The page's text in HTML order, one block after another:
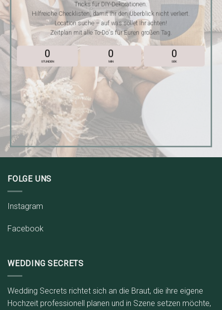
Tricks für DIY-Dekorationen.
Hilfreiche Checklisten, damit Ihr den Überblick nicht verliert.
Location suche – auf was sollet Ihr achten!
Zeitplan mit alle To-Do´s für Euren großen Tag.
0
STUNDEN
0
MIN
0
SEK
FOLGE UNS
Instagram
Facebook
WEDDING SECRETS
Wedding Secrets richtet sich an die Braut, die ihre eigene
Hochzeit professionell planen und in Szene setzen möchte,